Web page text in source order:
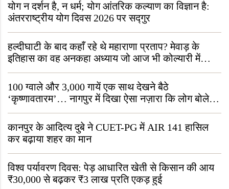
योग न दर्शन है, न धर्म; योग आंतरिक कल्याण का विज्ञान है:
अंतरराष्ट्रीय योग दिवस 2026 पर सद्गुर
हल्दीघाटी के बाद कहाँ रहे थे महाराणा प्रताप? मेवाड़ के
इतिहास का वह अनकहा अध्याय जो आज भी कोल्यारी में
जीवित है
100 ग्वाले और 3,000 गायें एक साथ देखने बैठे
‘कृष्णावतारम’… नागपुर में दिखा ऐसा नज़ारा कि लोग बोले,
“ऐसा तो सिर्फ़ कृष्ण ही कर सकते हैं”
कानपुर के आदित्य दुबे ने CUET-PG में AIR 141 हासिल
कर बढ़ाया शहर का मान
विश्व पर्यावरण दिवस: पेड़ आधारित खेती से किसान की आय
₹30,000 से बढ़कर ₹3 लाख प्रति एकड़ हुई